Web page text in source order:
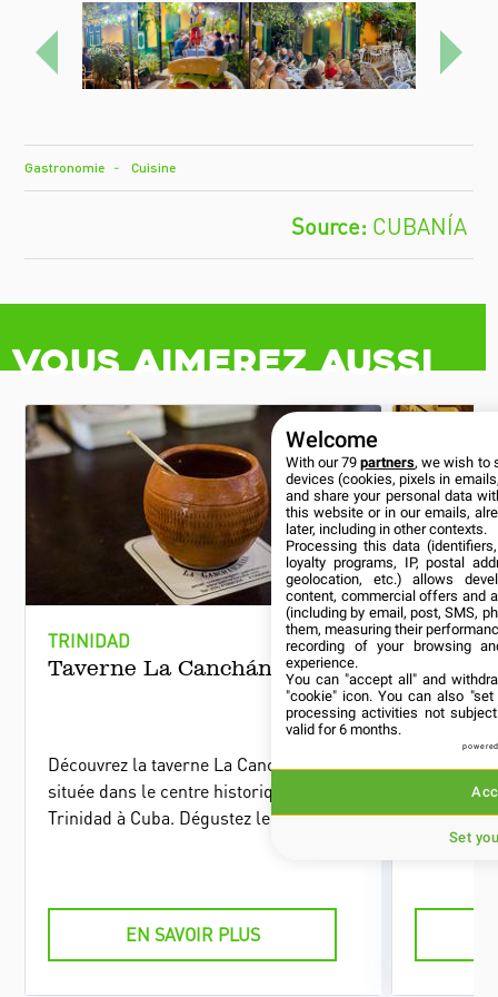
Previo
Gastronomie Cuisine
CUBANÍA
Vous aimerez aussi
TRINIDAD
Taverne La Canchánchara
Découvrez la taverne La Canchánchara
située dans le centre historique de
Trinidad à Cuba. Dégustez le cocktail
EN SAVOIR PLUS
TRINIDAD
Bar
Mia
Situé
Trinidad,
conserve
avec des
Welcome
With our 79partners, we wish to
devices (cookies, pixels in
and share your personal data
this website or in our emails,
later, including in other contexts.
Processing this data
loyalty programs, IP, postal
geolocation, etc.) allows
content, commercial offers and
(including by email, post, SMS,
them, measuring their
recording of your browsing
experience.
You can "accept all" and
"cookie" icon. You can also
processing activities not
valid for 6 months.
Set